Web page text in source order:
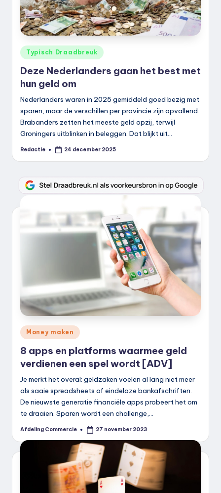
Geplaatst
in
Typisch Draadbreuk
Deze Nederlanders gaan het best met
hun geld om
Nederlanders waren in 2025 gemiddeld goed bezig met
sparen, maar de verschillen per provincie zijn opvallend.
Brabanders zetten het meeste geld opzij, terwijl
Groningers uitblinken in beleggen. Dat blijkt uit…
Geplaatst
Redactie 24 december 2025
Geplaatst
in
Money maken
8 apps en platforms waarmee geld
verdienen een spel wordt [ADV]
Je merkt het overal: geldzaken voelen al lang niet meer
als saaie spreadsheets of eindeloze bankafschriften.
De nieuwste generatie financiële apps probeert het om
te draaien. Sparen wordt een challenge,…
Geplaatst
Afdeling Commercie 27 november 2023